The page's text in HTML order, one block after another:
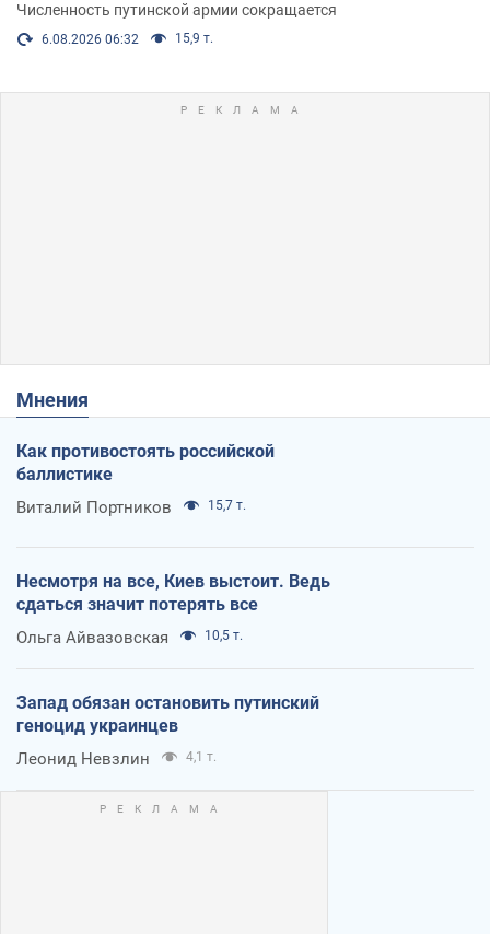
Численность путинской армии сокращается
6.08.2026 06:32 15,9 т.
Мнения
Как противостоять российской
баллистике
Виталий Портников 15,7 т.
Несмотря на все, Киев выстоит. Ведь
сдаться значит потерять все
Ольга Айвазовская 10,5 т.
Запад обязан остановить путинский
геноцид украинцев
Леонид Невзлин 4,1 т.